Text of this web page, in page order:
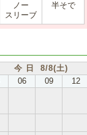
ノー
スリーブ
半そで
今 日 8/8(土)
06 09 12